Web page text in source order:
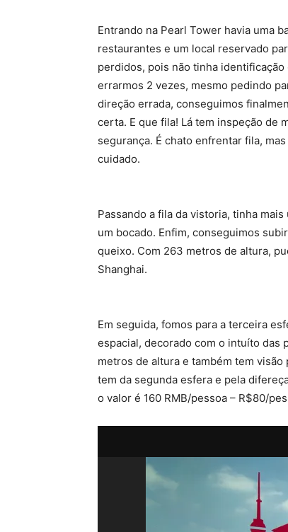
Entrando na Pearl Tower havia uma
restaurantes e um local reservado
perdidos, pois não tinha
errarmos 2 vezes, mesmo pedindo
direção errada, conseguimos
certa. E que fila! Lá tem inspeção de
segurança. É chato enfrentar fila,
cuidado.
Passando a fila da vistoria, tinha
um bocado. Enfim, conseguimos
queixo. Com 263 metros de altura,
Shanghai.
Em seguida, fomos para a terceira
espacial, decorado com o intuíto das
metros de altura e também tem visão
tem da segunda esfera e pela
o valor é 160 RMB/pessoa – R$80/